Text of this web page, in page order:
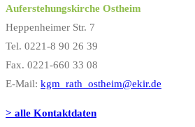
Auferstehungskirche Ostheim
Heppenheimer Str. 7
Tel. 0221-8 90 26 39
Fax. 0221-660 33 08
E-Mail: kgm_rath_ostheim@ekir.de
> alle Kontaktdaten